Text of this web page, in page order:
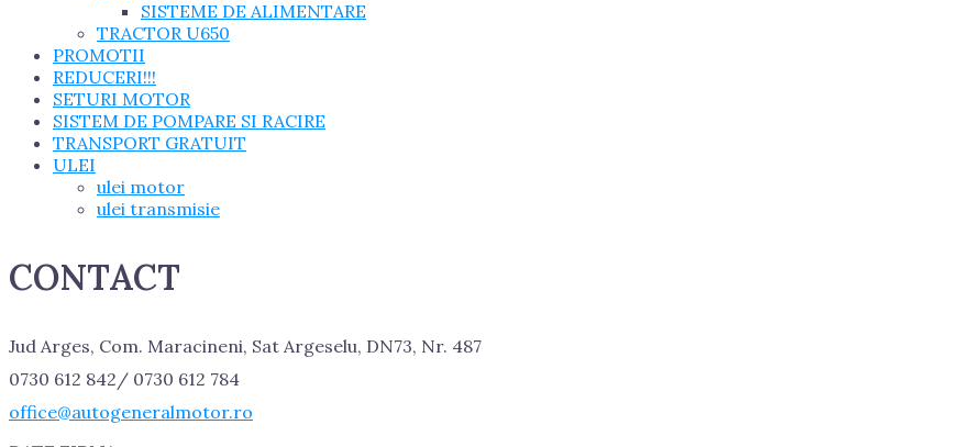
SISTEME DE ALIMENTARE
TRACTOR U650
PROMOTII
REDUCERI!!!
SETURI MOTOR
SISTEM DE POMPARE SI RACIRE
TRANSPORT GRATUIT
ULEI
ulei motor
ulei transmisie
CONTACT
Jud Arges, Com. Maracineni, Sat Argeselu, DN73, Nr. 487
0730 612 842/ 0730 612 784
office@autogeneralmotor.ro